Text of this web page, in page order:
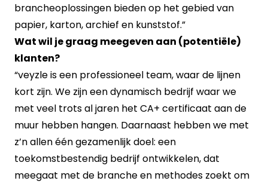
brancheoplossingen bieden op het gebied van
papier, karton, archief en kunststof.”
Wat wil je graag meegeven aan (potentiële)
klanten?
“veyzle is een professioneel team, waar de lijnen
kort zijn. We zijn een dynamisch bedrijf waar we
met veel trots al jaren het CA+ certificaat aan de
muur hebben hangen. Daarnaast hebben we met
z’n allen één gezamenlijk doel: een
toekomstbestendig bedrijf ontwikkelen, dat
meegaat met de branche en methodes zoekt om